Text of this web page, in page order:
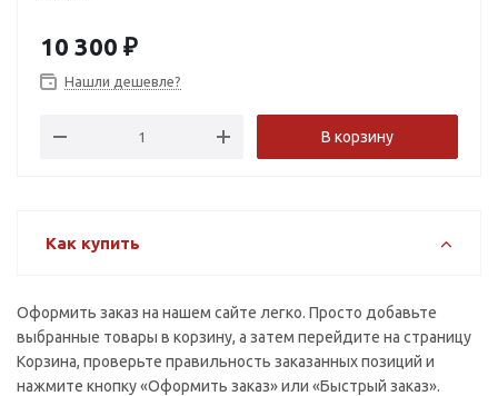
10 300 ₽
Нашли дешевле?
В корзину
Как купить
Оформить заказ на нашем сайте легко. Просто добавьте
выбранные товары в корзину, а затем перейдите на страницу
Корзина, проверьте правильность заказанных позиций и
нажмите кнопку «Оформить заказ» или «Быстрый заказ».